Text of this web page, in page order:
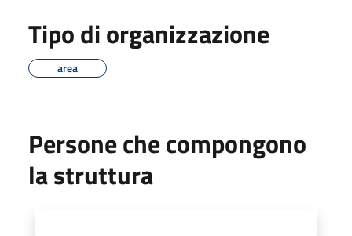
Tipo di organizzazione
area
Persone che compongono
la struttura